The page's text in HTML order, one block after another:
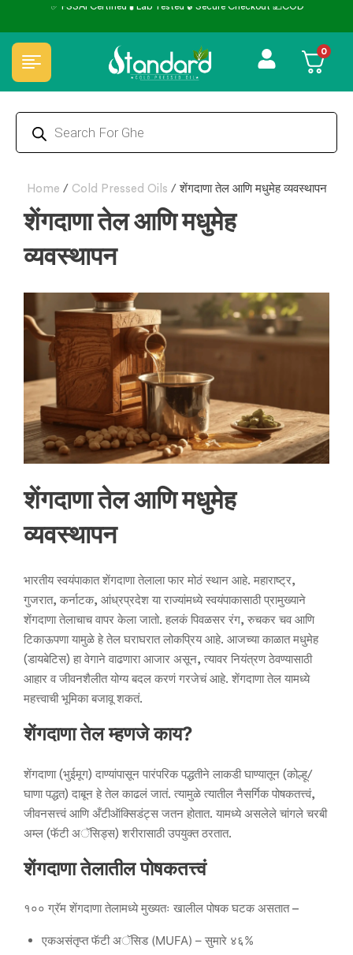
✅ FSSAI Certified 🧪 Lab Tested 🔒 Secure Checkout 💵COD
0
Home / Cold Pressed Oils /शेंगदाणा तेल आणि मधुमेह व्यवस्थापन
शेंगदाणा तेल आणि मधुमेह
व्यवस्थापन
शेंगदाणा तेल आणि मधुमेह
व्यवस्थापन
भारतीय स्वयंपाकात शेंगदाणा तेलाला फार मोठं स्थान आहे. महाराष्ट्र,
गुजरात, कर्नाटक, आंध्रप्रदेश या राज्यांमध्ये स्वयंपाकासाठी प्रामुख्याने
शेंगदाणा तेलाचाच वापर केला जातो. हलकं पिवळसर रंग, रुचकर चव आणि
टिकाऊपणा यामुळे हे तेल घराघरात लोकप्रिय आहे. आजच्या काळात मधुमेह
(डायबेटिस) हा वेगाने वाढणारा आजार असून, त्यावर नियंत्रण ठेवण्यासाठी
आहार व जीवनशैलीत योग्य बदल करणं गरजेचं आहे. शेंगदाणा तेल यामध्ये
महत्त्वाची भूमिका बजावू शकतं.
शेंगदाणा तेल म्हणजे काय?
शेंगदाणा (भुईमूग) दाण्यांपासून पारंपरिक पद्धतीने लाकडी घाण्यातून (कोल्हू/
घाणा पद्धत) दाबून हे तेल काढलं जातं. त्यामुळे त्यातील नैसर्गिक पोषकतत्त्वं,
जीवनसत्त्वं आणि अँटीऑक्सिडंट्स जतन होतात. यामध्ये असलेले चांगले चरबी
अम्ल (फॅटी अॅसिड्स) शरीरासाठी उपयुक्त ठरतात.
शेंगदाणा तेलातील पोषकतत्त्वं
१०० ग्रॅम शेंगदाणा तेलामध्ये मुख्यतः खालील पोषक घटक असतात –
एकअसंतृप्त फॅटी अॅसिड (MUFA) – सुमारे ४६%